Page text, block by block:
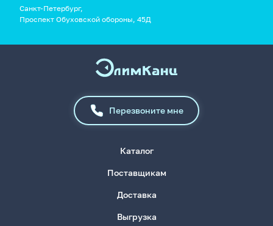
Санкт-Петербург,
Проспект Обуховской обороны, 45Д
Перезвоните мне
Каталог
Поставщикам
Доставка
Выгрузка